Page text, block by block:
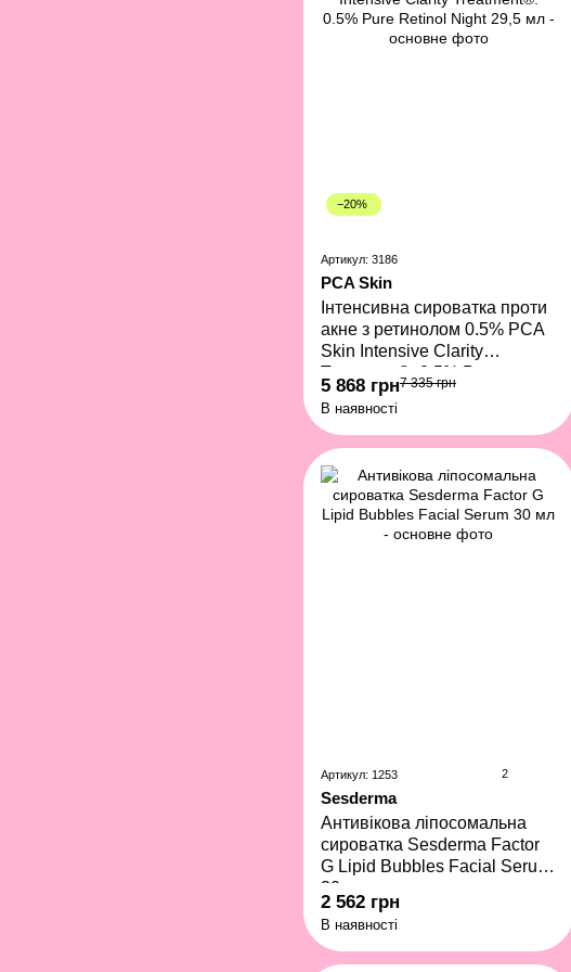
−20%
Артикул: 3186
PCA Skin
Інтенсивна сироватка проти
акне з ретинолом 0.5% PCA
Skin Intensive Clarity
Treatment®: 0.5% Pure
Retinol Night 29,5 мл
5 868 грн7 335 грн
В наявності
Артикул: 1253 2
Sesderma
Антивікова ліпосомальна
сироватка Sesderma Factor
G Lipid Bubbles Facial Serum
30 мл
2 562 грн
В наявності